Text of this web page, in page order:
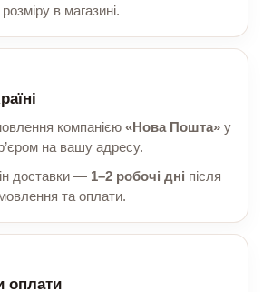
в магазині.
компанією «Нова Пошта» у
на вашу адресу.
доставки — 1–2 робочі дні після
та оплати.
оплати